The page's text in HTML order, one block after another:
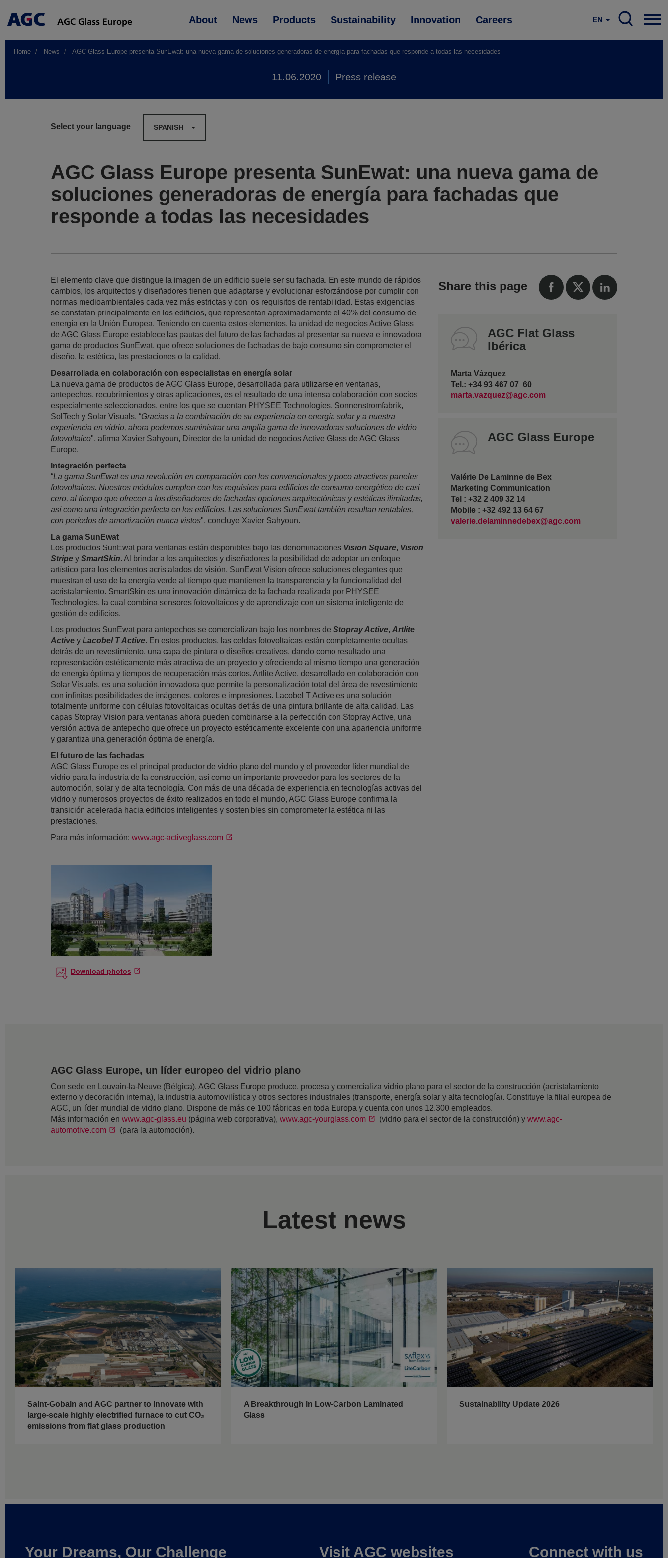
Main
About News Products Sustainability Innovation Careers EN
Home News AGC Glass Europe presenta SunEwat: una nueva gama de soluciones generadoras de energía para fachadas que responde a todas las necesidades
11.06.2020 Press release
Select your language SPANISH
AGC Glass Europe presenta SunEwat: una nueva gama de
soluciones generadoras de energía para fachadas que
responde a todas las necesidades
El elemento clave que distingue la imagen de un edificio suele ser su fachada. En este mundo de rápidos
cambios, los arquitectos y diseñadores tienen que adaptarse y evolucionar esforzándose por cumplir con
normas medioambientales cada vez más estrictas y con los requisitos de rentabilidad. Estas exigencias
se constatan principalmente en los edificios, que representan aproximadamente el 40% del consumo de
energía en la Unión Europea. Teniendo en cuenta estos elementos, la unidad de negocios Active Glass
de AGC Glass Europe establece las pautas del futuro de las fachadas al presentar su nueva e innovadora
gama de productos SunEwat, que ofrece soluciones de fachadas de bajo consumo sin comprometer el
diseño, la estética, las prestaciones o la calidad.
Desarrollada en colaboración con especialistas en energía solar
La nueva gama de productos de AGC Glass Europe, desarrollada para utilizarse en ventanas,
antepechos, recubrimientos y otras aplicaciones, es el resultado de una intensa colaboración con socios
especialmente seleccionados, entre los que se cuentan PHYSEE Technologies, Sonnenstromfabrik,
SolTech y Solar Visuals. “Gracias a la combinación de su experiencia en energía solar y a nuestra
experiencia en vidrio, ahora podemos suministrar una amplia gama de innovadoras soluciones de vidrio
fotovoltaico", afirma Xavier Sahyoun, Director de la unidad de negocios Active Glass de AGC Glass
Europe.
Integración perfecta
“La gama SunEwat es una revolución en comparación con los convencionales y poco atractivos paneles
fotovoltaicos. Nuestros módulos cumplen con los requisitos para edificios de consumo energético de casi
cero, al tiempo que ofrecen a los diseñadores de fachadas opciones arquitectónicas y estéticas ilimitadas,
así como una integración perfecta en los edificios. Las soluciones SunEwat también resultan rentables,
con períodos de amortización nunca vistos", concluye Xavier Sahyoun.
La gama SunEwat
Los productos SunEwat para ventanas están disponibles bajo las denominaciones Vision Square, Vision
Stripe y SmartSkin. Al brindar a los arquitectos y diseñadores la posibilidad de adoptar un enfoque
artístico para los elementos acristalados de visión, SunEwat Vision ofrece soluciones elegantes que
muestran el uso de la energía verde al tiempo que mantienen la transparencia y la funcionalidad del
acristalamiento. SmartSkin es una innovación dinámica de la fachada realizada por PHYSEE
Technologies, la cual combina sensores fotovoltaicos y de aprendizaje con un sistema inteligente de
gestión de edificios.
Los productos SunEwat para antepechos se comercializan bajo los nombres de Stopray Active, Artlite
Active y Lacobel T Active. En estos productos, las celdas fotovoltaicas están completamente ocultas
detrás de un revestimiento, una capa de pintura o diseños creativos, dando como resultado una
representación estéticamente más atractiva de un proyecto y ofreciendo al mismo tiempo una generación
de energía óptima y tiempos de recuperación más cortos. Artlite Active, desarrollado en colaboración con
Solar Visuals, es una solución innovadora que permite la personalización total del área de revestimiento
con infinitas posibilidades de imágenes, colores e impresiones. Lacobel T Active es una solución
totalmente uniforme con células fotovoltaicas ocultas detrás de una pintura brillante de alta calidad. Las
capas Stopray Vision para ventanas ahora pueden combinarse a la perfección con Stopray Active, una
versión activa de antepecho que ofrece un proyecto estéticamente excelente con una apariencia uniforme
y garantiza una generación óptima de energía.
El futuro de las fachadas
AGC Glass Europe es el principal productor de vidrio plano del mundo y el proveedor líder mundial de
vidrio para la industria de la construcción, así como un importante proveedor para los sectores de la
automoción, solar y de alta tecnología. Con más de una década de experiencia en tecnologías activas del
vidrio y numerosos proyectos de éxito realizados en todo el mundo, AGC Glass Europe confirma la
transición acelerada hacia edificios inteligentes y sostenibles sin comprometer la estética ni las
prestaciones.
Para más información: www.agc-activeglass.com
Download photos
Share this page
AGC Flat Glass
Ibérica
Marta Vázquez
Tel.: +34 93 467 07 60
marta.vazquez@agc.com
AGC Glass Europe
Valérie De Laminne de Bex
Marketing Communication
Tel : +32 2 409 32 14
Mobile : +32 492 13 64 67
valerie.delaminnedebex@agc.com
AGC Glass Europe, un líder europeo del vidrio plano
Con sede en Louvain-la-Neuve (Bélgica), AGC Glass Europe produce, procesa y comercializa vidrio plano para el sector de la construcción (acristalamiento
externo y decoración interna), la industria automovilística y otros sectores industriales (transporte, energía solar y alta tecnología). Constituye la filial europea de
AGC, un líder mundial de vidrio plano. Dispone de más de 100 fábricas en toda Europa y cuenta con unos 12.300 empleados.
Más información en www.agc-glass.eu (página web corporativa), www.agc-yourglass.com (vidrio para el sector de la construcción) y www.agc-
automotive.com
(para la automoción).
Latest news
Saint-Gobain and AGC partner to innovate with
large-scale highly electrified furnace to cut CO₂
emissions from flat glass production
A Breakthrough in Low-Carbon Laminated
Glass
Sustainability Update 2026
Your Dreams, Our Challenge Visit AGC websites Connect with us